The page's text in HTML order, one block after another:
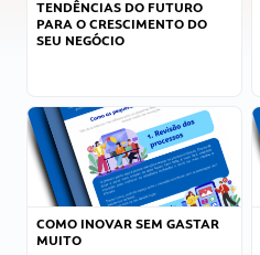
TENDÊNCIAS DO FUTURO
PARA O CRESCIMENTO DO
SEU NEGÓCIO
COMO INOVAR SEM GASTAR
MUITO